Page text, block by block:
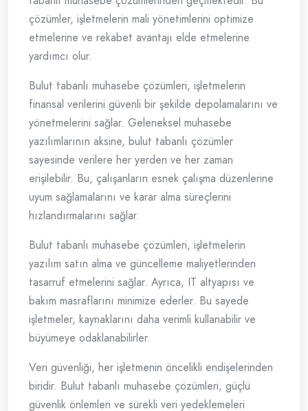
çözümler, işletmelerin mali yönetimlerini optimize
etmelerine ve rekabet avantajı elde etmelerine
yardımcı olur.
Bulut tabanlı muhasebe çözümleri, işletmelerin
finansal verilerini güvenli bir şekilde depolamalarını ve
yönetmelerini sağlar. Geleneksel muhasebe
yazılımlarının aksine, bulut tabanlı çözümler
sayesinde verilere her yerden ve her zaman
erişilebilir. Bu, çalışanların esnek çalışma düzenlerine
uyum sağlamalarını ve karar alma süreçlerini
hızlandırmalarını sağlar.
Bulut tabanlı muhasebe çözümleri, işletmelerin
yazılım satın alma ve güncelleme maliyetlerinden
tasarruf etmelerini sağlar. Ayrıca, IT altyapısı ve
bakım masraflarını minimize ederler. Bu sayede
işletmeler, kaynaklarını daha verimli kullanabilir ve
büyümeye odaklanabilirler.
Veri güvenliği, her işletmenin öncelikli endişelerinden
biridir. Bulut tabanlı muhasebe çözümleri, güçlü
güvenlik önlemleri ve sürekli veri yedeklemeleri